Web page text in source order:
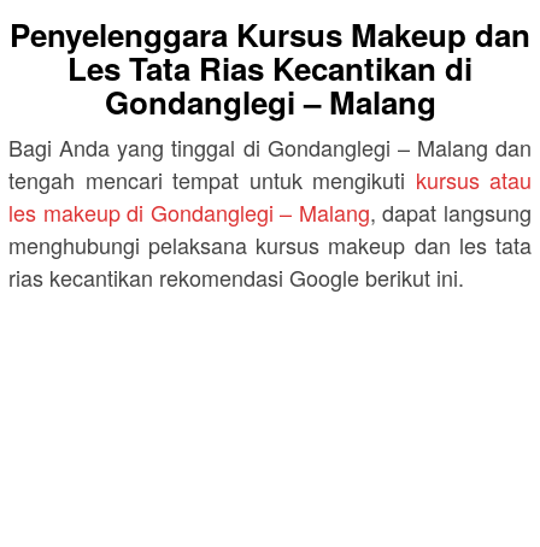
Penyelenggara Kursus Makeup dan
Les Tata Rias Kecantikan di
Gondanglegi – Malang
Bagi Anda yang tinggal di Gondanglegi – Malang dan
tengah mencari tempat untuk mengikuti kursus atau
les makeup di Gondanglegi – Malang, dapat langsung
menghubungi pelaksana kursus makeup dan les tata
rias kecantikan rekomendasi Google berikut ini.